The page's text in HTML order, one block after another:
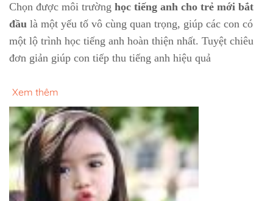
Chọn được môi trường học tiếng anh cho trẻ mới bắt
đầu là một yếu tố vô cùng quan trọng, giúp các con có
một lộ trình học tiếng anh hoàn thiện nhất. Tuyệt chiêu
đơn giản giúp con tiếp thu tiếng anh hiệu quả
Xem thêm